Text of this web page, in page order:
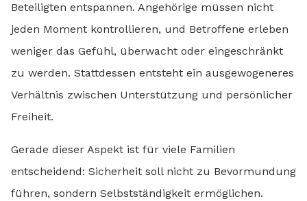
Beteiligten entspannen. Angehörige müssen nicht
jeden Moment kontrollieren, und Betroffene erleben
weniger das Gefühl, überwacht oder eingeschränkt
zu werden. Stattdessen entsteht ein ausgewogeneres
Verhältnis zwischen Unterstützung und persönlicher
Freiheit.
Gerade dieser Aspekt ist für viele Familien
entscheidend: Sicherheit soll nicht zu Bevormundung
führen, sondern Selbstständigkeit ermöglichen.